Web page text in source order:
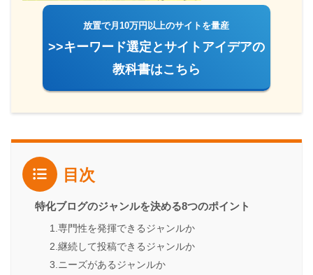
放置で月10万円以上のサイトを量産
>>キーワード選定とサイトアイデアの
教科書はこちら
目次
特化ブログのジャンルを決める8つのポイント
1.専門性を発揮できるジャンルか
2.継続して投稿できるジャンルか
3.ニーズがあるジャンルか